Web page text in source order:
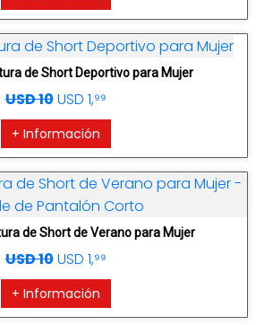
de Short Deportivo para Mujer
USD 10USD 1,⁹⁹
+ Información
de Short de Verano para Mujer
USD 10USD 1,⁹⁹
+ Información